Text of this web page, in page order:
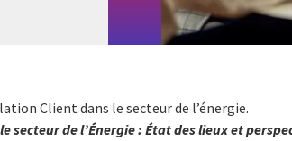
Client dans le secteur de l’énergie.
secteur de l’Énergie : État des lieux et